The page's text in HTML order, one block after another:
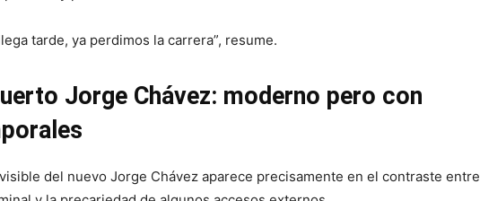
tarde, ya perdimos la carrera”, resume.
Jorge Chávez: moderno pero con
del nuevo Jorge Chávez aparece precisamente en el contraste entre